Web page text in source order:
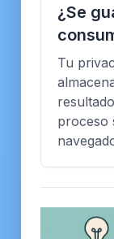
¿Se
Tu
proceso